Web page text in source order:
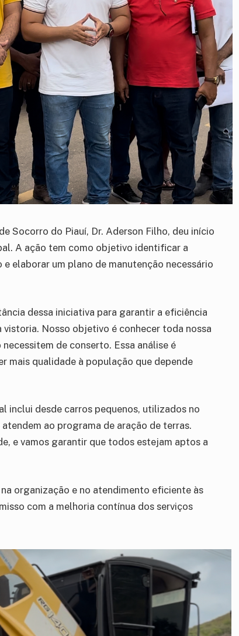
Socorro do Piauí, Dr. Aderson Filho, deu início
A ação tem como objetivo identificar a
elaborar um plano de manutenção necessário
dessa iniciativa para garantir a eficiência
Nosso objetivo é conhecer toda nossa
de conserto. Essa análise é
mais qualidade à população que depende
inclui desde carros pequenos, utilizados no
ao programa de aração de terras.
e vamos garantir que todos estejam aptos a
organização e no atendimento eficiente às
com a melhoria contínua dos serviços